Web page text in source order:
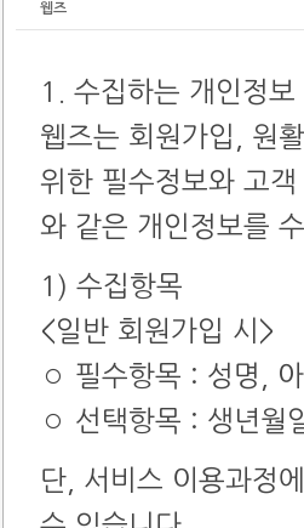
웹즈
1. 수집하는 개인정보
웹즈는 회원가입, 원
위한 필수정보와 고
와 같은 개인정보를
1) 수집항목
<일반 회원가입 시>
◦ 필수항목 : 성명,
◦ 선택항목 : 생년월
단, 서비스 이용과정